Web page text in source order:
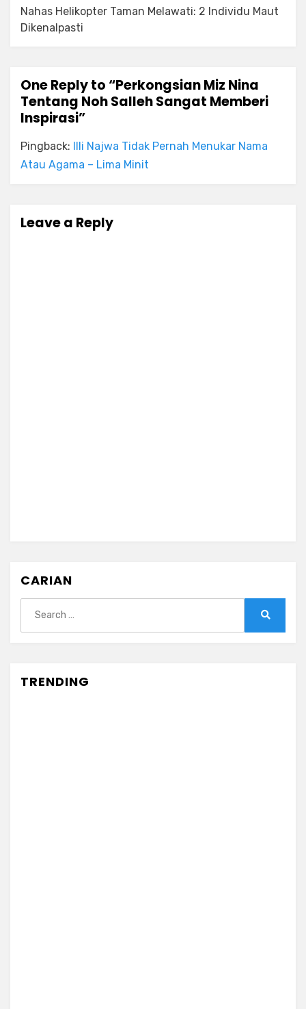
Nahas Helikopter Taman Melawati: 2 Individu Maut
Dikenalpasti
One Reply to “Perkongsian Miz Nina
Tentang Noh Salleh Sangat Memberi
Inspirasi”
Pingback: Illi Najwa Tidak Pernah Menukar Nama
Atau Agama – Lima Minit
Leave a Reply
CARIAN
for:
TRENDING